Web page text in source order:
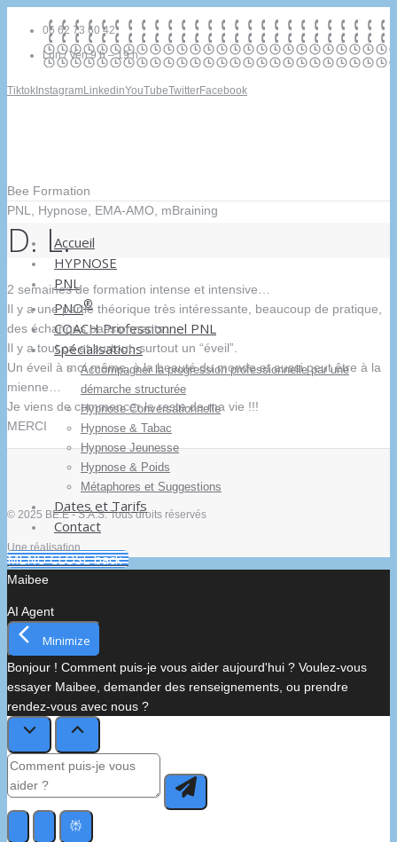
06 62 73 60 42
Lun / Ven 9 h – 19 h
Tiktok Instagram LinkedinYouTubeTwitterFacebook
Bee Formation
PNL, Hypnose, EMA-AMO, mBraining
Accueil
HYPNOSE
PNL
PNO®
COACH Professionnel PNL
Spécialisations
Accompagner la progression professionnelle par une
démarche structurée
Hypnose Conversationnelle
Hypnose & Tabac
Hypnose Jeunesse
Hypnose & Poids
Métaphores et Suggestions
Dates et Tarifs
Contact
MENU CLOSE back
D. L.
2 semaines de formation intense et intensive…
Il y a une partie théorique très intéressante, beaucoup de pratique,
des échanges passionnants…
Il y a tout ça et surtout, surtout un “éveil”.
Un éveil à moi même, à la beauté du monde et aussi peut être à la
mienne…
Je viens de commencer le reste de ma vie !!!
MERCI
© 2025 BE.E - S.A.S. Tous droits réservés
Une réalisation
Maibee
AI Agent
Minimize
Bonjour ! Comment puis-je vous aider aujourd'hui ? Voulez-vous
essayer Maibee, demander des renseignements, ou prendre
rendez-vous avec nous ?